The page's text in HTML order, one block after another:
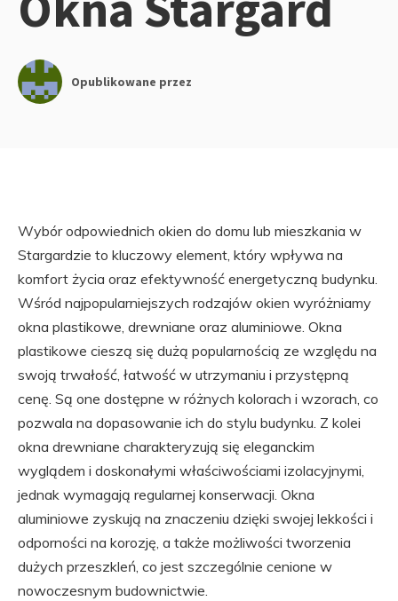
Opublikowane przez
Wybór odpowiednich okien do domu lub mieszkania w
Stargardzie to kluczowy element, który wpływa na
komfort życia oraz efektywność energetyczną budynku.
Wśród najpopularniejszych rodzajów okien wyróżniamy
okna plastikowe, drewniane oraz aluminiowe. Okna
plastikowe cieszą się dużą popularnością ze względu na
swoją trwałość, łatwość w utrzymaniu i przystępną
cenę. Są one dostępne w różnych kolorach i wzorach, co
pozwala na dopasowanie ich do stylu budynku. Z kolei
okna drewniane charakteryzują się eleganckim
wyglądem i doskonałymi właściwościami izolacyjnymi,
jednak wymagają regularnej konserwacji. Okna
aluminiowe zyskują na znaczeniu dzięki swojej lekkości i
odporności na korozję, a także możliwości tworzenia
dużych przeszkleń, co jest szczególnie cenione w
nowoczesnym budownictwie.